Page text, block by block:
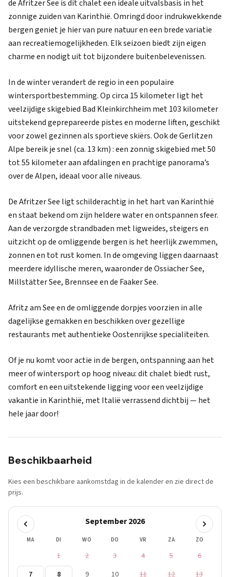
de Afritzer See is dit chalet een ideale uitvalsbasis in het
zonnige zuiden van Karinthië. Omringd door indrukwekkende
bergen geniet je hier van pure natuur en een brede variatie
aan recreatiemogelijkheden. Elk seizoen biedt zijn eigen
charme en nodigt uit tot bijzondere buitenbelevenissen.
In de winter verandert de regio in een populaire
wintersportbestemming. Op circa 15 kilometer ligt het
veelzijdige skigebied Bad Kleinkirchheim met 103 kilometer
uitstekend geprepareerde pistes en moderne liften, geschikt
voor zowel gezinnen als sportieve skiërs. Ook de Gerlitzen
Alpe bereik je snel (ca. 13 km) : een zonnig skigebied met 50
tot 55 kilometer aan afdalingen en prachtige panorama’s
over de Alpen, ideaal voor alle niveaus.
De Afritzer See ligt schilderachtig in het hart van Karinthië
en staat bekend om zijn heldere water en ontspannen sfeer.
Aan de verzorgde strandbaden met ligweides, steigers en
uitzicht op de omliggende bergen is het heerlijk zwemmen,
zonnen en tot rust komen. In de omgeving liggen daarnaast
meerdere idyllische meren, waaronder de Ossiacher See,
Millstätter See, Brennsee en de Faaker See.
Afritz am See en de omliggende dorpjes voorzien in alle
dagelijkse gemakken en beschikken over gezellige
restaurants met authentieke Oostenrijkse specialiteiten.
Of je nu komt voor actie in de bergen, ontspanning aan het
meer of wintersport op hoog niveau: dit chalet biedt rust,
comfort en een uitstekende ligging voor een veelzijdige
vakantie in Karinthië, met Italië verrassend dichtbij — het
hele jaar door!
Beschikbaarheid
Kies een beschikbare aankomstdag in de kalender en zie direct de
prijs.
September 2026
MA DI WO DO VR ZA ZO
1 2 3 4 5
6
7
8 9 10 11 12 13